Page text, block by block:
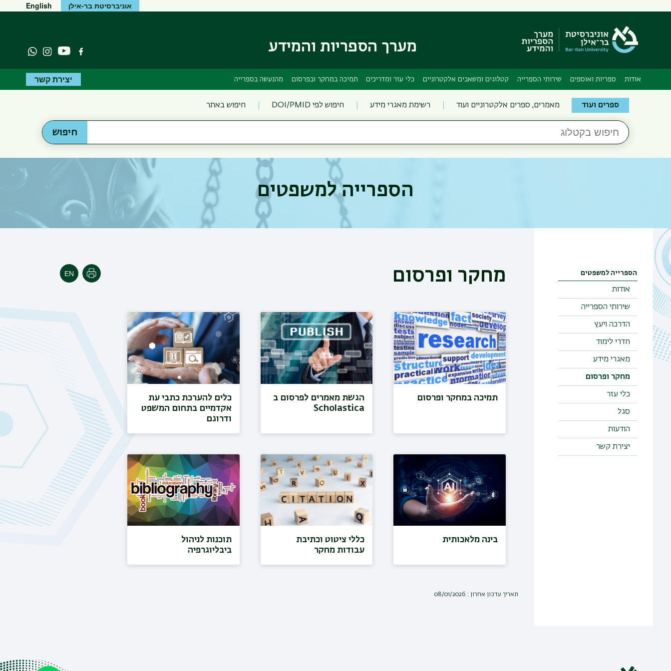
ראשי
אוניברסיטת בר-אילן English
מערך הספריות והמידע פייסבוקיוטיוב Instagram
אודות ספריות ואוספים שירותי הספרייה קטלוגים ומשאבים אלקטרוניים כלי עזר ומדריכים תמיכה במחקר ובפרסום מהנעשה בספרייה יצירת קשר
Search
the
Bar-
Ilan
Libraries
ספרים ועוד מאמרים, ספרים אלקטרוניים ועוד רשימת מאגרי מידע חיפוש לפי DOI/PMID חיפוש באתר
חיפוש
בקטלוג
חיפוש
הספרייה למשפטים
הספרייה למשפטים
אודות
שירותי הספרייה
הדרכה ויעץ
חדרי לימוד
מאגרי מידע
מחקר ופרסום
כלי עזר
סגל
הודעות
יצירת קשר
מחקר ופרסום הדפסה
תמיכה במחקר ופרסום
הגשת מאמרים לפרסום ב
Scholastica
כלים להערכת כתבי עת
אקדמיים בתחום המשפט
ודרוגם
בינה מלאכותית
כללי ציטוט וכתיבת
עבודות מחקר
תוכנות לניהול
ביבליוגרפיה
תאריך עדכון אחרון : 08/01/2026